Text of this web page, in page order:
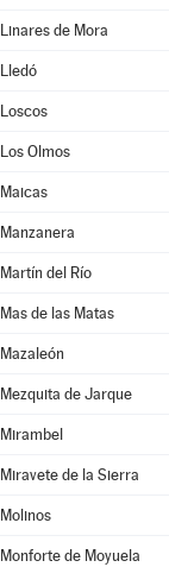
Linares de Mora
Lledó
Loscos
Los Olmos
Maicas
Manzanera
Martín del Río
Mas de las Matas
Mazaleón
Mezquita de Jarque
Mirambel
Miravete de la Sierra
Molinos
Monforte de Moyuela